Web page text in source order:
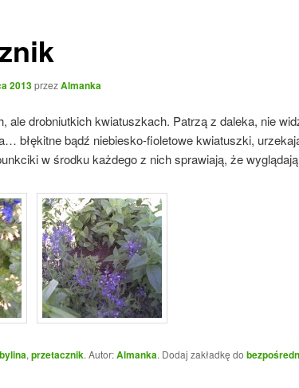
2013przezAlmanka
ale drobniutkich kwiatuszkach. Patrzą z daleka, nie
błękitne bądź niebiesko-fioletowe kwiatuszki,
w środku każdego z nich sprawiają, że
bylina,przetacznik. Autor:Almanka. Dodaj zakładkę do